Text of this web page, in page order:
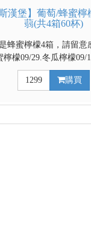
漢堡】葡萄/蜂蜜
蒻(共4箱60杯)
蜂蜜檸檬4箱，請留意
檸檬09/29.冬瓜檸檬09/
部分優惠與門市不同
台灣代表著名水果 餐
1299 購買